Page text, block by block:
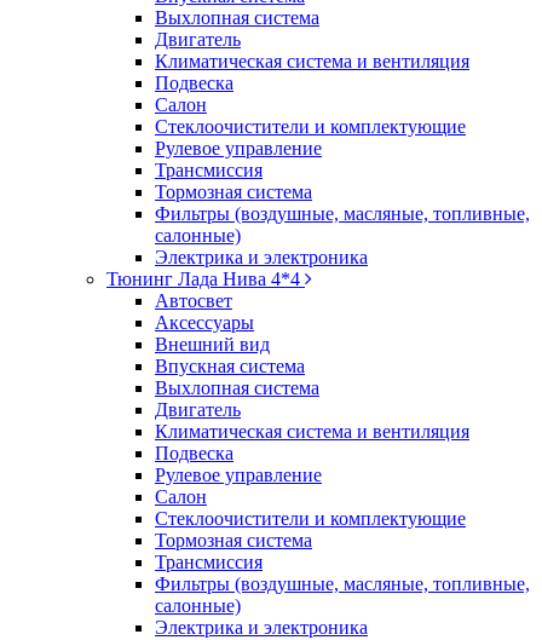
Выхлопная система
Двигатель
Климатическая система и вентиляция
Подвеска
Салон
Стеклоочистители и комплектующие
Рулевое управление
Трансмиссия
Тормозная система
Фильтры (воздушные, масляные, топливные,
салонные)
Электрика и электроника
Тюнинг Лада Нива 4*4
Автосвет
Аксессуары
Внешний вид
Впускная система
Выхлопная система
Двигатель
Климатическая система и вентиляция
Подвеска
Рулевое управление
Салон
Стеклоочистители и комплектующие
Тормозная система
Трансмиссия
Фильтры (воздушные, масляные, топливные,
салонные)
Электрика и электроника